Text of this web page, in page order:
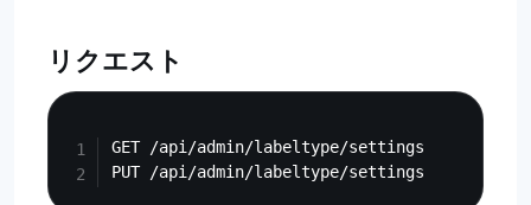
リクエスト
GET /api/admin/labeltype/settings